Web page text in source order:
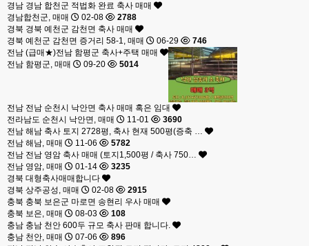
경남 경남 합천군 적법화 완료 축사 매매
경남합천군, 매매
02-08
2788
경북 경북 예천군 감천면 축사 매매
경북 예천군 감천면 증거리 58-1, 매매
06-29
746
전남 (급매★)전남 함평군 축사+주택 매매
전남 함평군, 매매
09-20 5014
전남 전남 순천시 낙안면 축사 매매 혹은 임대
전라남도 순천시 낙안면, 매매
11-01
3690
전남 해남 축사 토지 2728평, 축사 현재 500평(증축 …
전남 해남, 매매
11-06
5782
전남 전남 영암 축사 매매 (토지1,500평 / 축사 750…
전남 영암, 매매
01-14
3235
경북 대형축사매매합니다
경북 상주공성, 매매
02-08
2915
충북 충북 보은군 마로면 송현리 우사 매매
충북 보은, 매매
08-03
108
충남 충남 천안 600두 규모 축사 판매 합니다.
충남 천안, 매매
07-06
896